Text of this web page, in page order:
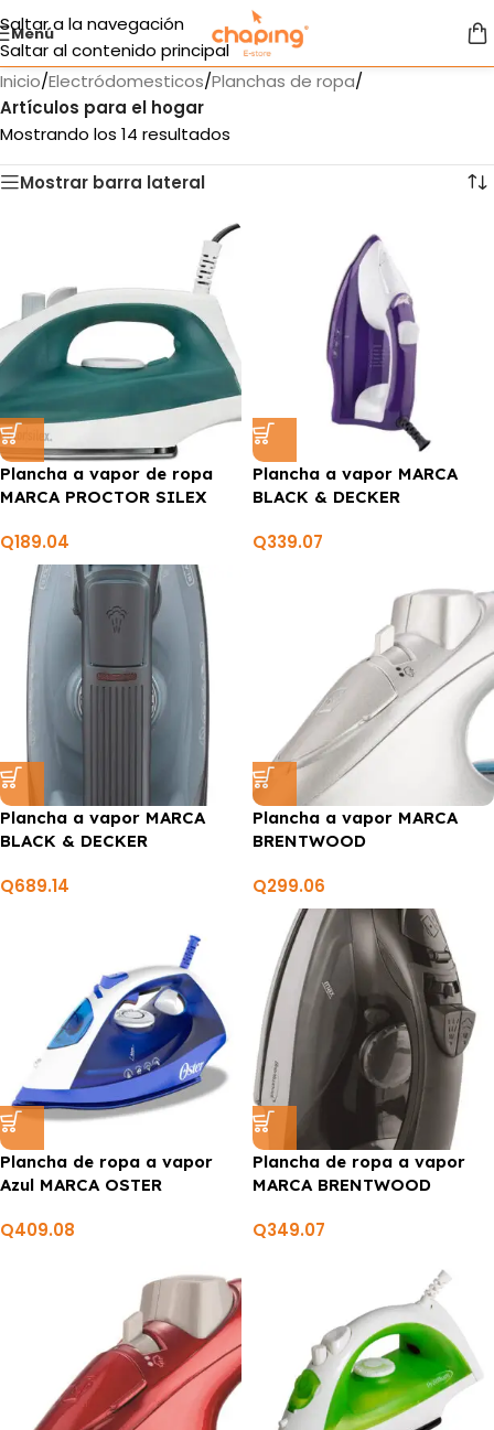
Saltar a la navegación
Saltar al contenido principal
Menú
Inicio/Electródomesticos/Planchas de ropa/
Artículos para el hogar
Mostrando los 14 resultados
Mostrar barra lateral
Plancha a vapor de ropa
MARCA PROCTOR SILEX
Q189.04
Plancha a vapor MARCA
BLACK & DECKER
Q339.07
Plancha a vapor MARCA
BLACK & DECKER
Q689.14
Plancha a vapor MARCA
BRENTWOOD
Q299.06
Plancha de ropa a vapor
Azul MARCA OSTER
Q409.08
Plancha de ropa a vapor
MARCA BRENTWOOD
Q349.07